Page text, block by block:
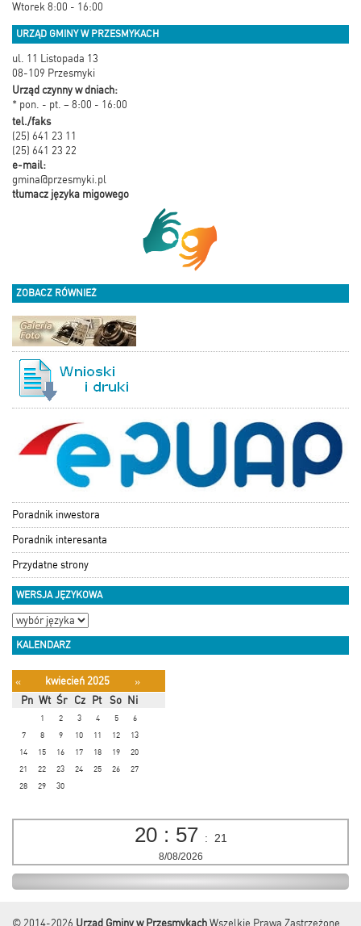
Wtorek 8:00 - 16:00
URZĄD GMINY W PRZESMYKACH
ul. 11 Listopada 13
08-109 Przesmyki
Urząd czynny w dniach:
* pon. - pt. – 8:00 - 16:00
tel./faks
(25) 641 23 11
(25) 641 23 22
e-mail:
gmina@przesmyki.pl
tłumacz języka migowego
ZOBACZ RÓWNIEŻ
Poradnik inwestora
Poradnik interesanta
Przydatne strony
WERSJA JĘZYKOWA
KALENDARZ
« kwiecień 2025
»
Pn Wt Śr Cz Pt So Ni
1 2 3 4 5
6
7
8 9 10 11 12
13
14
15 16 17 18 19
20
21
22 23 24 25 26
27
28
29 30
20 : 57 : 22
8/08/2026
© 2014-2026 Urząd Gminy w Przesmykach Wszelkie Prawa Zastrzeżone.